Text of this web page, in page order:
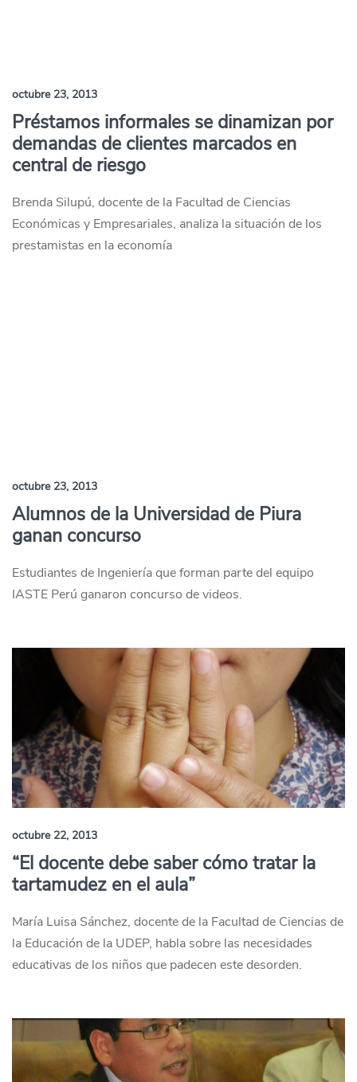
octubre 23, 2013
Préstamos informales se dinamizan por
demandas de clientes marcados en
central de riesgo
Brenda Silupú, docente de la Facultad de Ciencias
Económicas y Empresariales, analiza la situación de los
prestamistas en la economía
octubre 23, 2013
Alumnos de la Universidad de Piura
ganan concurso
Estudiantes de Ingeniería que forman parte del equipo
IASTE Perú ganaron concurso de videos.
octubre 22, 2013
“El docente debe saber cómo tratar la
tartamudez en el aula”
María Luisa Sánchez, docente de la Facultad de Ciencias de
la Educación de la UDEP, habla sobre las necesidades
educativas de los niños que padecen este desorden.